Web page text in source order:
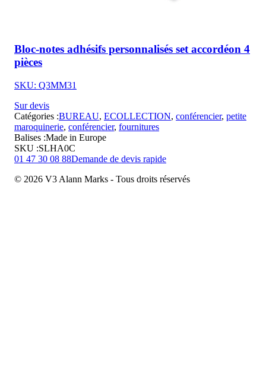
Bloc-notes adhésifs personnalisés set accordéon 4
pièces
SKU: Q3MM31
Sur devis
Catégories :BUREAU, ECOLLECTION, conférencier, petite
maroquinerie, conférencier, fournitures
Balises :Made in Europe
SKU :SLHA0C
01 47 30 08 88Demande de devis rapide
© 2026 V3 Alann Marks - Tous droits réservés